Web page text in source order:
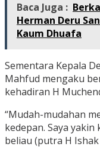
Baca Juga :
Herman Deru
Kaum Dhuafa
Sementara Kepala
Mahfud mengaku
kehadiran H
“Mudah-mudahan
kedepan. Saya
beliau (putra H